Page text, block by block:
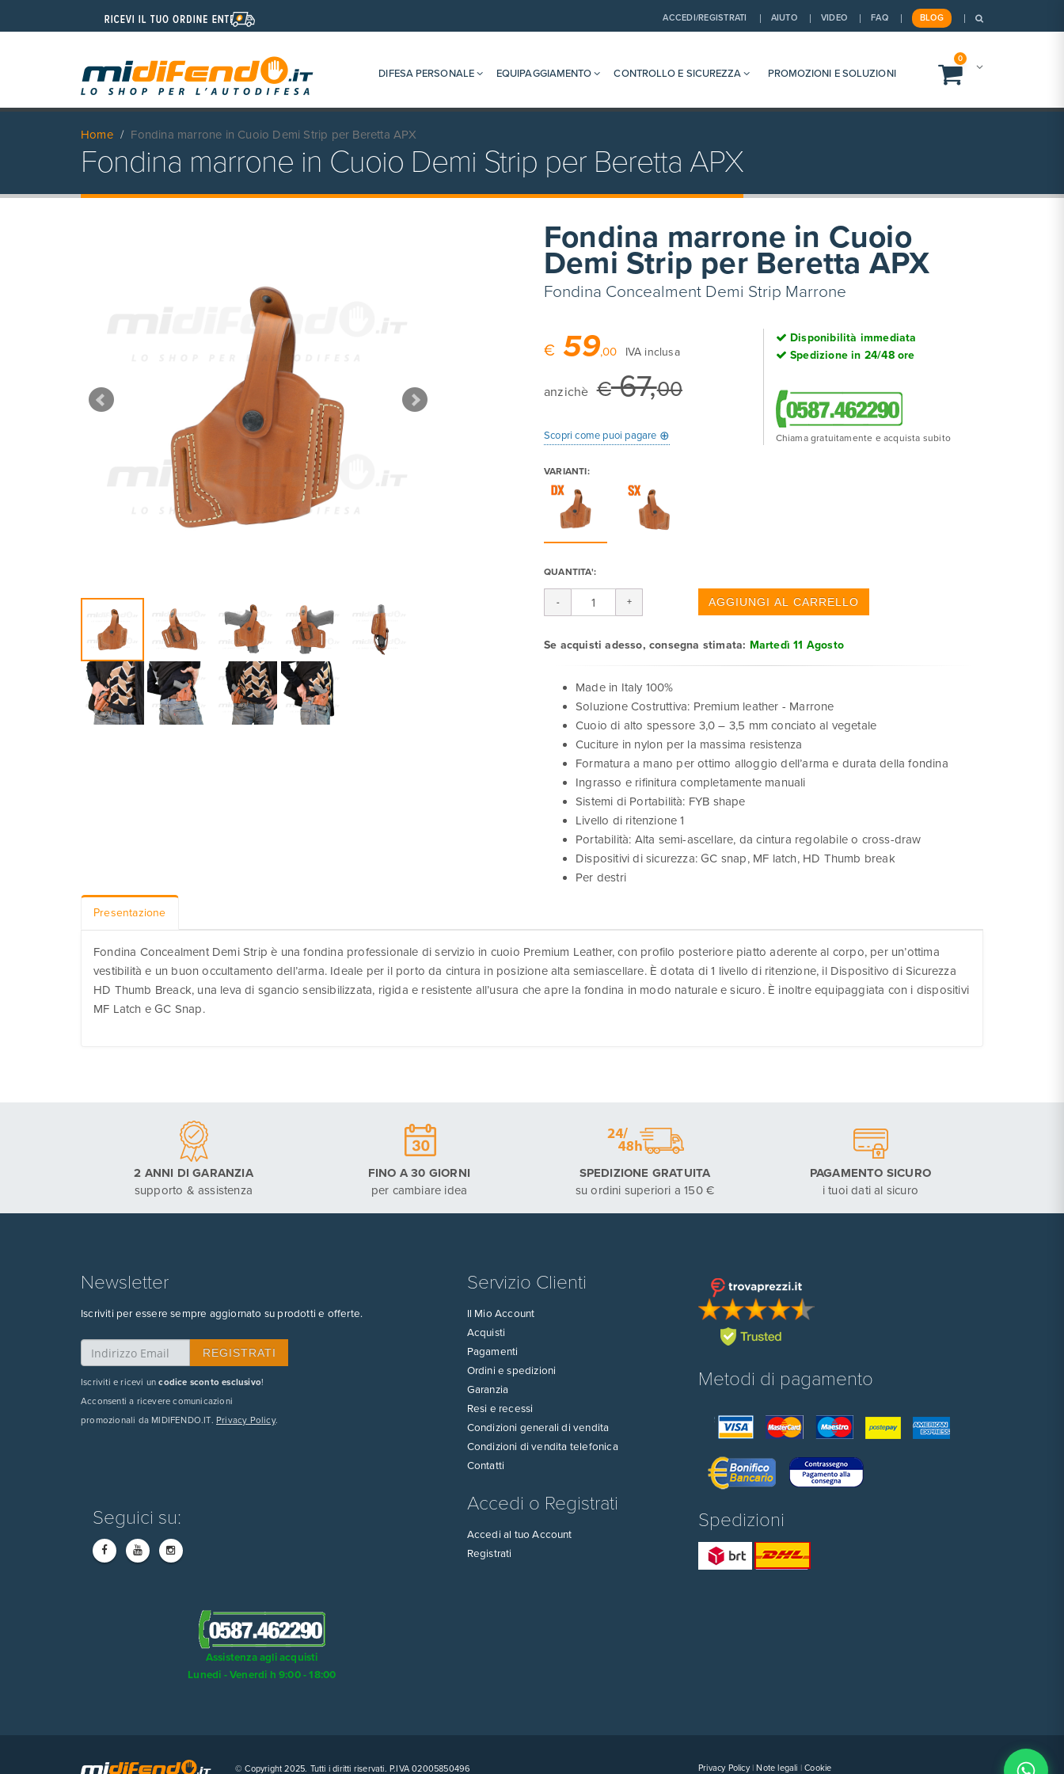
ACCEDI/REGISTRATI AIUTO VIDEO FAQ BLOG
DIFESA PERSONALE EQUIPAGGIAMENTO CONTROLLO E SICUREZZA PROMOZIONI E SOLUZIONI
0
Home Fondina marrone in Cuoio Demi Strip per Beretta APX
Fondina marrone in Cuoio Demi Strip per Beretta APX
Fondina marrone in Cuoio
Demi Strip per Beretta APX
Fondina Concealment Demi Strip Marrone
€ 59,00 IVA inclusa
anzichè €67,00
Scopri come puoi pagare ⊕
Disponibilità immediata
Spedizione in 24/48 ore
Chiama gratuitamente e acquista subito
VARIANTI:
QUANTITA':
Se acquisti adesso, consegna stimata: Martedì 11 Agosto
Made in Italy 100%
Soluzione Costruttiva: Premium leather - Marrone
Cuoio di alto spessore 3,0 – 3,5 mm conciato al vegetale
Cuciture in nylon per la massima resistenza
Formatura a mano per ottimo alloggio dell’arma e durata della fondina
Ingrasso e rifinitura completamente manuali
Sistemi di Portabilità: FYB shape
Livello di ritenzione 1
Portabilità: Alta semi-ascellare, da cintura regolabile o cross-draw
Dispositivi di sicurezza: GC snap, MF latch, HD Thumb break
Per destri
Presentazione
Fondina Concealment Demi Strip è una fondina professionale di servizio in cuoio Premium Leather, con profilo posteriore piatto aderente al corpo, per un’ottima
vestibilità e un buon occultamento dell’arma. Ideale per il porto da cintura in posizione alta semiascellare. È dotata di 1 livello di ritenzione, il Dispositivo di Sicurezza
HD Thumb Breack, una leva di sgancio sensibilizzata, rigida e resistente all’usura che apre la fondina in modo naturale e sicuro. È inoltre equipaggiata con i dispositivi
MF Latch e GC Snap.
2 ANNI DI GARANZIA
supporto & assistenza
FINO A 30 GIORNI
per cambiare idea
SPEDIZIONE GRATUITA
su ordini superiori a 150 €
PAGAMENTO SICURO
i tuoi dati al sicuro
Newsletter
Iscriviti per essere sempre aggiornato su prodotti e offerte.
Iscriviti e ricevi uncodice sconto esclusivo!
Acconsenti a ricevere comunicazioni
promozionali da MIDIFENDO.IT. Privacy Policy.
Seguici su:
Assistenza agli acquisti
Lunedi - Venerdi h 9:00 - 18:00
Servizio Clienti
Il Mio Account
Acquisti
Pagamenti
Ordini e spedizioni
Garanzia
Resi e recessi
Condizioni generali di vendita
Condizioni di vendita telefonica
Contatti
Accedi o Registrati
Accedi al tuo Account
Registrati
Metodi di pagamento
Spedizioni
© Copyright 2025. Tutti i diritti riservati. P.IVA 02005850496 Privacy Policy|Note legali |Cookie